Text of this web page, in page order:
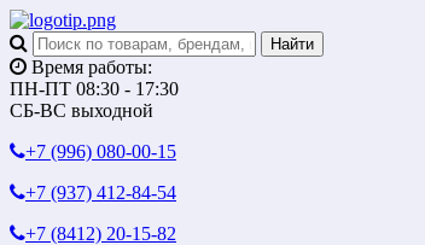
Время работы:
ПН-ПТ 08:30 - 17:30
СБ-ВС выходной
+7 (996) 080-00-15
+7 (937) 412-84-54
+7 (8412) 20-15-82